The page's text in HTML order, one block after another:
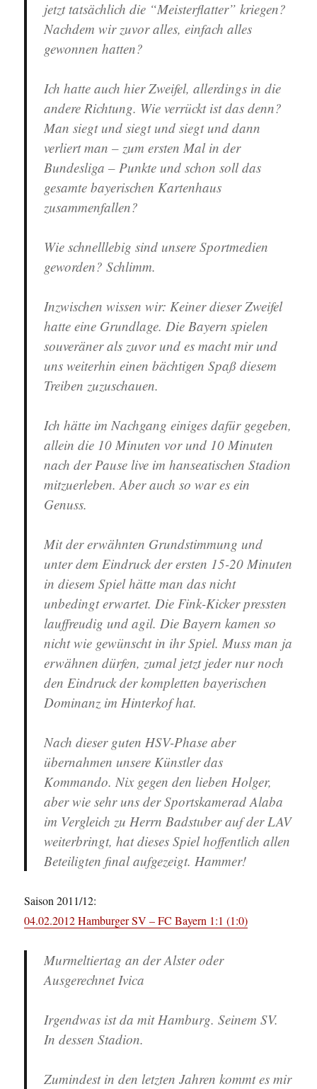
jetzt tatsächlich die “Meisterflatter” kriegen?
Nachdem wir zuvor alles, einfach alles
gewonnen hatten?
Ich hatte auch hier Zweifel, allerdings in die
andere Richtung. Wie verrückt ist das denn?
Man siegt und siegt und siegt und dann
verliert man – zum ersten Mal in der
Bundesliga – Punkte und schon soll das
gesamte bayerischen Kartenhaus
zusammenfallen?
Wie schnelllebig sind unsere Sportmedien
geworden? Schlimm.
Inzwischen wissen wir: Keiner dieser Zweifel
hatte eine Grundlage. Die Bayern spielen
souveräner als zuvor und es macht mir und
uns weiterhin einen bächtigen Spaß diesem
Treiben zuzuschauen.
Ich hätte im Nachgang einiges dafür gegeben,
allein die 10 Minuten vor und 10 Minuten
nach der Pause live im hanseatischen Stadion
mitzuerleben. Aber auch so war es ein
Genuss.
Mit der erwähnten Grundstimmung und
unter dem Eindruck der ersten 15-20 Minuten
in diesem Spiel hätte man das nicht
unbedingt erwartet. Die Fink-Kicker pressten
lauffreudig und agil. Die Bayern kamen so
nicht wie gewünscht in ihr Spiel. Muss man ja
erwähnen dürfen, zumal jetzt jeder nur noch
den Eindruck der kompletten bayerischen
Dominanz im Hinterkof hat.
Nach dieser guten HSV-Phase aber
übernahmen unsere Künstler das
Kommando. Nix gegen den lieben Holger,
aber wie sehr uns der Sportskamerad Alaba
im Vergleich zu Herrn Badstuber auf der LAV
weiterbringt, hat dieses Spiel hoffentlich allen
Beteiligten final aufgezeigt. Hammer!
Saison 2011/12:
04.02.2012 Hamburger SV – FC Bayern 1:1 (1:0)
Murmeltiertag an der Alster oder
Ausgerechnet Ivica
Irgendwas ist da mit Hamburg. Seinem SV.
In dessen Stadion.
Zumindest in den letzten Jahren kommt es mir